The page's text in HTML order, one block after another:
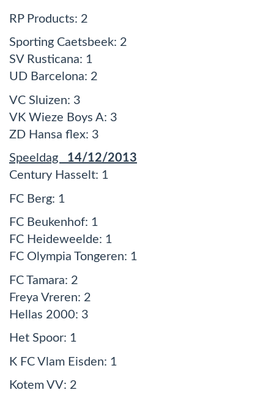
RP Products: 2
Sporting Caetsbeek: 2
SV Rusticana: 1
UD Barcelona: 2
VC Sluizen: 3
VK Wieze Boys A: 3
ZD Hansa flex: 3
Speeldag 14/12/2013
Century Hasselt: 1
FC Berg: 1
FC Beukenhof: 1
FC Heideweelde: 1
FC Olympia Tongeren: 1
FC Tamara: 2
Freya Vreren: 2
Hellas 2000: 3
Het Spoor: 1
K FC Vlam Eisden: 1
Kotem VV: 2